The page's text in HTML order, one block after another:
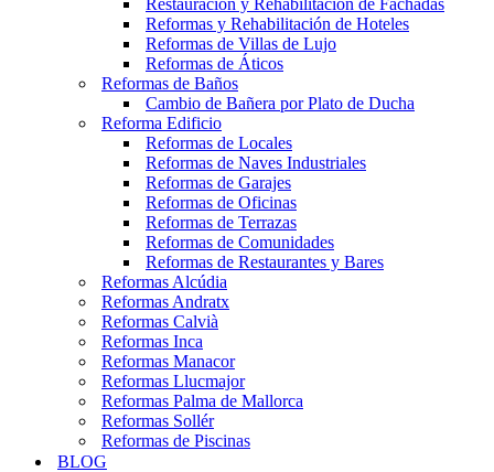
Restauración y Rehabilitación de Fachadas
Reformas y Rehabilitación de Hoteles
Reformas de Villas de Lujo
Reformas de Áticos
Reformas de Baños
Cambio de Bañera por Plato de Ducha
Reforma Edificio
Reformas de Locales
Reformas de Naves Industriales
Reformas de Garajes
Reformas de Oficinas
Reformas de Terrazas
Reformas de Comunidades
Reformas de Restaurantes y Bares
Reformas Alcúdia
Reformas Andratx
Reformas Calvià
Reformas Inca
Reformas Manacor
Reformas Llucmajor
Reformas Palma de Mallorca
Reformas Sollér
Reformas de Piscinas
BLOG